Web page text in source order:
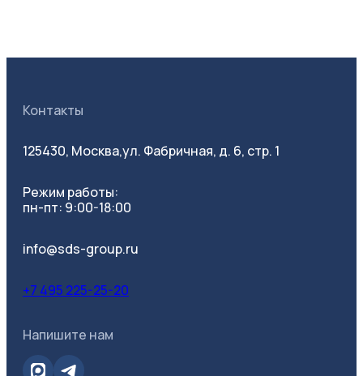
Контакты
125430, Москва,ул. Фабричная, д. 6, стр. 1
Режим работы:
пн-пт: 9:00-18:00
info@sds-group.ru
+7 495 225-25-20
Напишите нам